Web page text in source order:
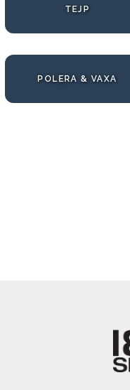
TEJP
POLERA & VAXA